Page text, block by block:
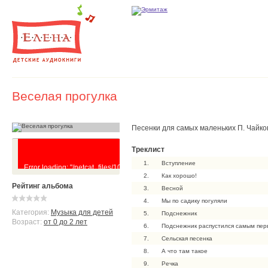
Веселая прогулка
Error loading: "/netcat_files/102/70/Veselaya_progulka_0.mp3"
Рейтинг альбома
Категория: Музыка для детей
Возраст: от 0 до 2 лет
Песенки для самых маленьких П.
Треклист
1.
Вступление
2.
Как хорошо!
3.
Весной
4.
Мы по садику погуляли
5.
Подснежник
6.
Подснежник распустился самым
7.
Сельская песенка
8.
А что там такое
9.
Речка